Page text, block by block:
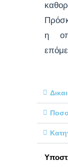
η